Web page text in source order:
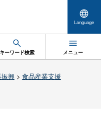
Language
キーワード検索 メニュー
振興> 食品産業支援